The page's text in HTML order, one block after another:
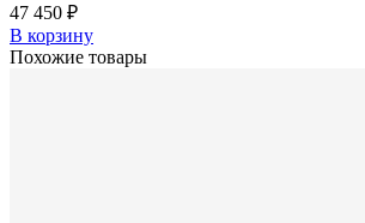
47 450 ₽
В корзину
Похожие товары